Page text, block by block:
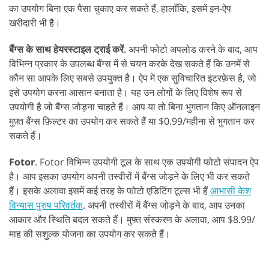
का उपयोग बिना एक पैसा चुकाए कर सकते हैं, हालाँकि, इसमें इन-ऐप
खरीदारी भी है।
बैंग्स के साथ हेयरस्टाइल ट्राई करें. अपनी फोटो अपलोड करने के बाद, आप
विभिन्न प्रकार के उपलब्ध बैंग्स में से चयन करके देख सकते हैं कि उनमें से
कौन सा आपके लिए सबसे उपयुक्त है। ऐप में एक सुविचारित इंटरफ़ेस है, जो
इसे उपयोग करना आसान बनाता है। यह उन लोगों के लिए विशेष रूप से
उपयोगी है जो बैंग्स जोड़ना चाहते हैं। आप या तो बिना भुगतान किए ऑनलाइन
मुफ़्त बैंग्स फ़िल्टर का उपयोग कर सकते हैं या $0.99/महीना से भुगतान कर
सकते हैं।
Fotor. Fotor विभिन्न उपयोगी टूल के साथ एक उपयोगी फोटो संपादन ऐप
है। आप इसका उपयोग अपनी तस्वीरों में बैंग्स जोड़ने के लिए भी कर सकते
हैं। इसके अलावा इसमें कई तरह के फोटो एडिटिंग टूल्स भी हैंआभासी केश
विन्यास पुरुष परिवर्तक. अपनी तस्वीरों में बैंग्स जोड़ने के बाद, आप उनका
आकार और स्थिति बदल सकते हैं। मुफ़्त संस्करण के अलावा, आप $8.99/
माह की सशुल्क योजना का उपयोग कर सकते हैं।